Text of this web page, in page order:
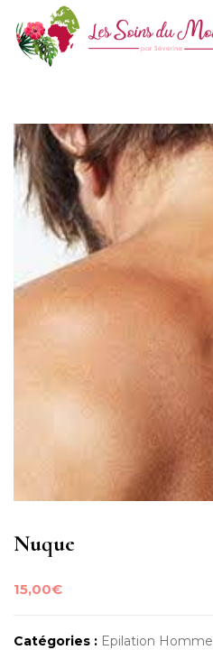
Nuque
15,00€
Catégories : Epilation